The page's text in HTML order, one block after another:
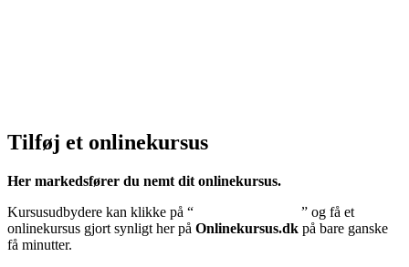
Tilføj et onlinekursus
Her markedsfører du nemt dit onlinekursus.
Kursusudbydere kan klikke på “
” og få et
onlinekursus gjort synligt her på Onlinekursus.dk på bare ganske
få minutter.